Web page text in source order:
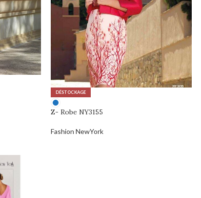
DÉSTOCKAGE
Z- Robe NY3155
Fashion NewYork